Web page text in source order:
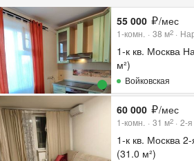
55 000 /мес
1-комн. 38 м2
1-к кв. Москва
м²)
Войковская
60 000 /мес
1-комн. 31 м2 2-
1-к кв. Москва
(31.0 м²)